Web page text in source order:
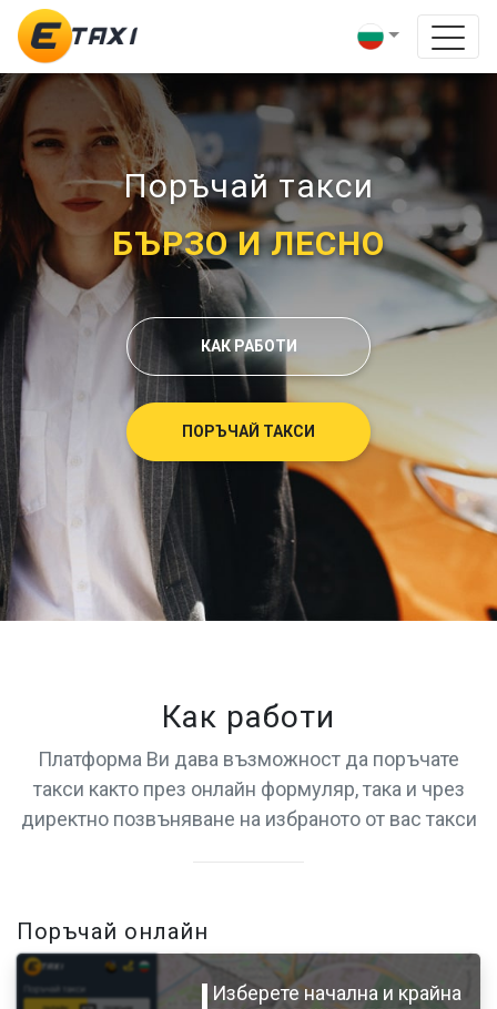
Поръчай такси
БЪРЗО И ЛЕСНО
КАК РАБОТИ
ПОРЪЧАЙ ТАКСИ
Как работи
Платформа Ви дава възможност да поръчате
такси както през онлайн формуляр, така и чрез
директно позвъняване на избраното от вас такси
Поръчай онлайн
Изберете начална и крайна